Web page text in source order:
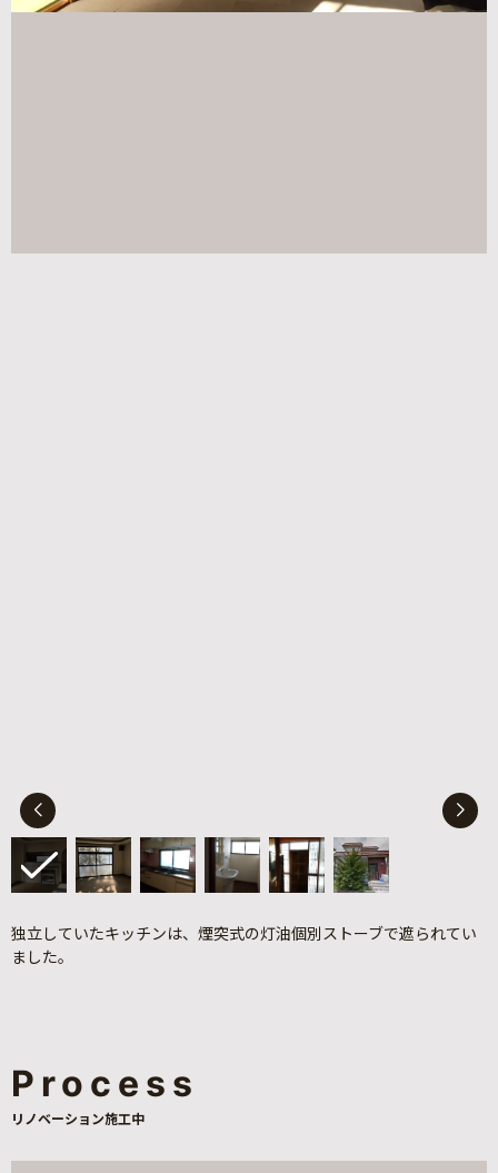
独立していたキッチンは、煙突式の灯油個別ストーブで遮られてい
ました。
Process
リノベーション施工中